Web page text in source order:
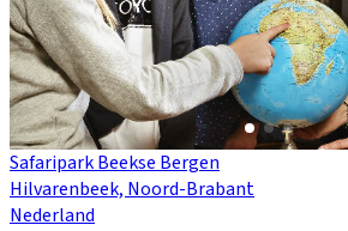
Safaripark Beekse Bergen
Hilvarenbeek, Noord-Brabant
Nederland